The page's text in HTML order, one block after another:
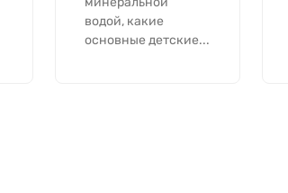
водой, какие
основные детские...